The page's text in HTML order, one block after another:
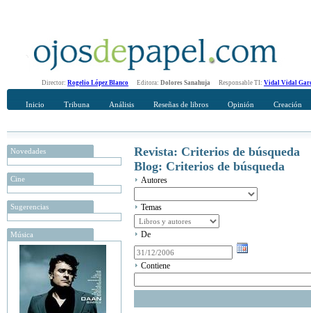
Director: Rogelio López Blanco Editora: Dolores Sanahuja Responsable TI: Vidal Vidal
Inicio Tribuna Análisis Reseñas de libros Opinión Creación
Novedades
Cine
Sugerencias
Música
Revista: Criterios de búsqueda
Blog: Criterios de búsqueda
Autores
Temas
De
Contiene